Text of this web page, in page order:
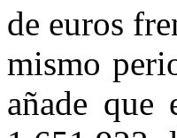
de euros
mismo
añade que